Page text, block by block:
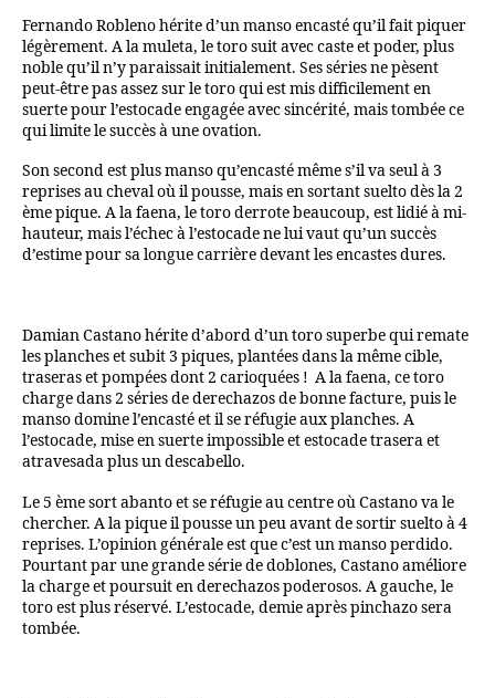
Fernando Robleno hérite d’un manso encasté qu’il fait piquer
légèrement. A la muleta, le toro suit avec caste et poder, plus
noble qu’il n’y paraissait initialement. Ses séries ne pèsent
peut-être pas assez sur le toro qui est mis difficilement en
suerte pour l’estocade engagée avec sincérité, mais tombée ce
qui limite le succès à une ovation.
Son second est plus manso qu’encasté même s’il va seul à 3
reprises au cheval où il pousse, mais en sortant suelto dès la 2
ème pique. A la faena, le toro derrote beaucoup, est lidié à mi-
hauteur, mais l’échec à l’estocade ne lui vaut qu’un succès
d’estime pour sa longue carrière devant les encastes dures.
Damian Castano hérite d’abord d’un toro superbe qui remate
les planches et subit 3 piques, plantées dans la même cible,
traseras et pompées dont 2 carioquées ! A la faena, ce toro
charge dans 2 séries de derechazos de bonne facture, puis le
manso domine l’encasté et il se réfugie aux planches. A
l’estocade, mise en suerte impossible et estocade trasera et
atravesada plus un descabello.
Le 5 ème sort abanto et se réfugie au centre où Castano va le
chercher. A la pique il pousse un peu avant de sortir suelto à 4
reprises. L’opinion générale est que c’est un manso perdido.
Pourtant par une grande série de doblones, Castano améliore
la charge et poursuit en derechazos poderosos. A gauche, le
toro est plus réservé. L’estocade, demie après pinchazo sera
tombée.